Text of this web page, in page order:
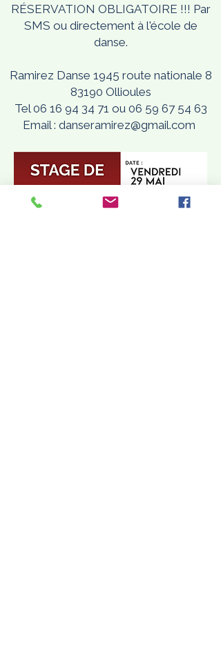
RÉSERVATION OBLIGATOIRE !!! Par
SMS ou directement à l'école de
danse.
Ramirez Danse 1945 route nationale 8
83190 Ollioules
Tel 06 16 94 34 71 ou 06 59 67 54 63
Email : danseramirez@gmail.com